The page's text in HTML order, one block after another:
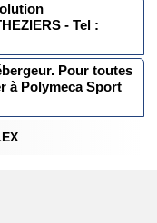
- Tel :
Pour toutes
à Polymeca Sport